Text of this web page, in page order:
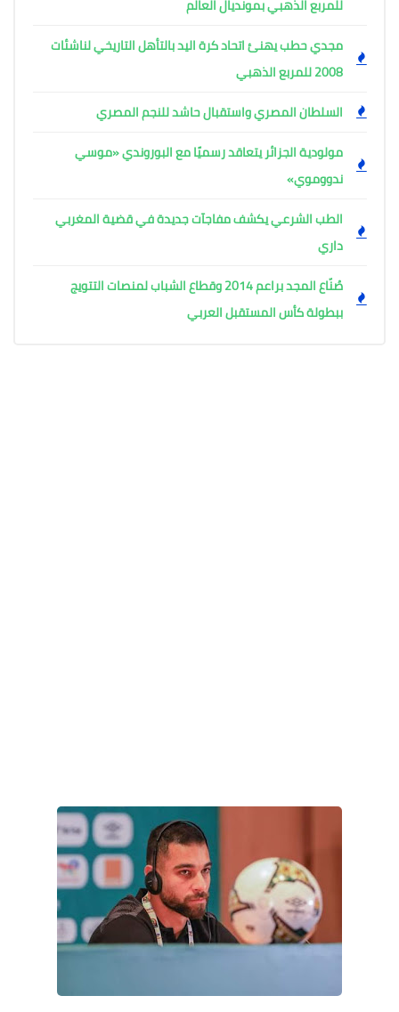
للمربع الذهبي بمونديال العالم
مجدي حطب يهنئ اتحاد كرة اليد بالتأهل التاريخي لناشئات
2008 للمربع الذهبي
السلطان المصري واستقبال حاشد للنجم المصري
مولودية الجزائر يتعاقد رسميًا مع البوروندي «موسي
ندووموي»
الطب الشرعي يكشف مفاجآت جديدة في قضية المغربي
داري
صُنّاع المجد براعم 2014 وقطاع الشباب لمنصات التتويج
ببطولة كأس المستقبل العربي